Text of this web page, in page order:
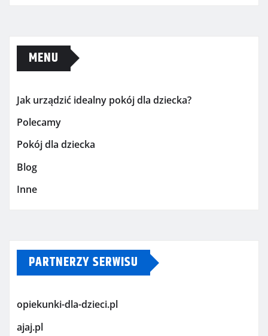
MENU
Jak urządzić idealny pokój dla dziecka?
Polecamy
Pokój dla dziecka
Blog
Inne
PARTNERZY SERWISU
opiekunki-dla-dzieci.pl
ajaj.pl